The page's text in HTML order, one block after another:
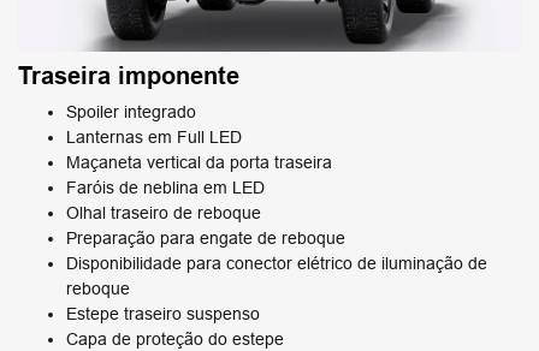
Traseira imponente
Spoiler integrado
Lanternas em Full LED
Maçaneta vertical da porta traseira
Faróis de neblina em LED
Olhal traseiro de reboque
Preparação para engate de reboque
Disponibilidade para conector elétrico de iluminação de
reboque
Estepe traseiro suspenso
Capa de proteção do estepe